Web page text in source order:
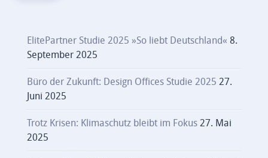
ElitePartner Studie 2025 »So liebt Deutschland« 8.
September 2025
Büro der Zukunft: Design Offices Studie 2025 27.
Juni 2025
Trotz Krisen: Klimaschutz bleibt im Fokus 27. Mai
2025